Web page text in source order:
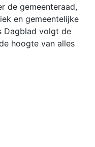
de gemeenteraad,
en gemeentelijke
Dagblad volgt de
hoogte van alles